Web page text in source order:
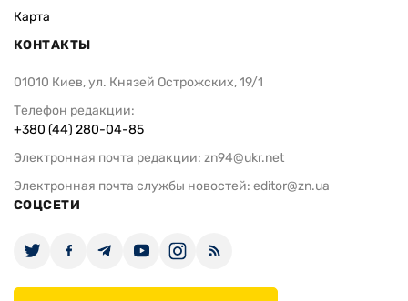
Карта
КОНТАКТЫ
01010 Киев, ул. Князей Острожских, 19/1
Телефон редакции:
+380 (44) 280-04-85
Электронная почта редакции: zn94@ukr.net
Электронная почта службы новостей: editor@zn.ua
СОЦСЕТИ